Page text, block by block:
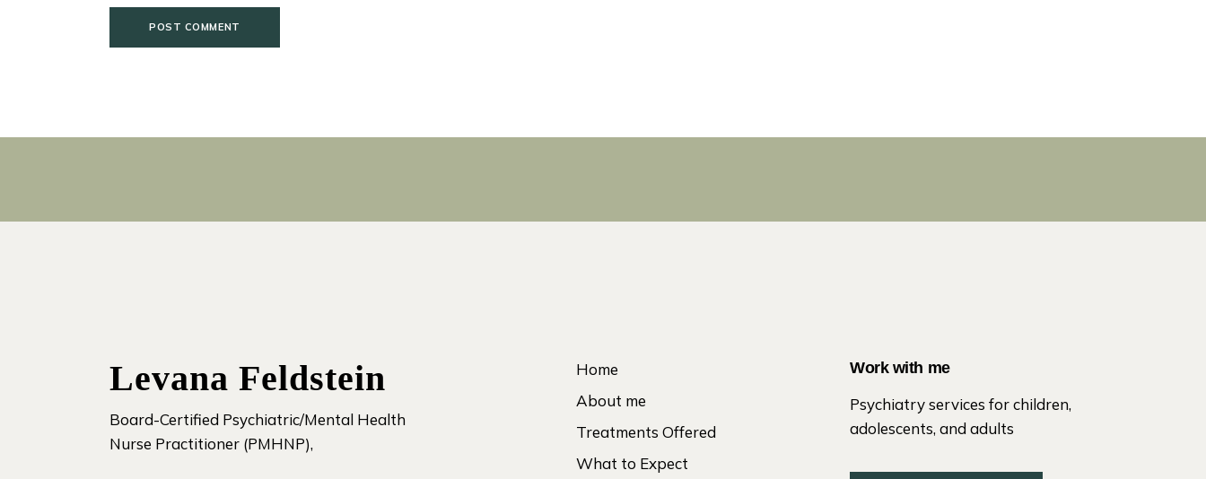
POST COMMENT
Levana Feldstein
Board-Certified Psychiatric/Mental Health
Nurse Practitioner (PMHNP),
Home
About me
Treatments Offered
What to Expect
Work with me
Psychiatry services for children,
adolescents, and adults